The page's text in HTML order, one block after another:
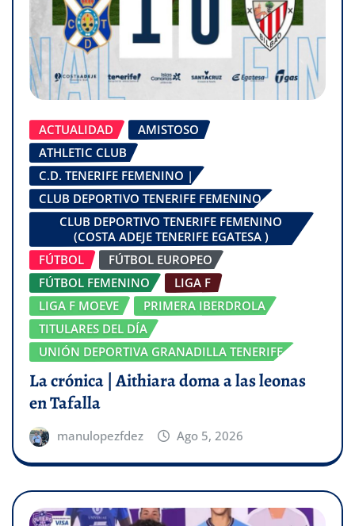
ACTUALIDAD
AMISTOSO
ATHLETIC CLUB
C.D. TENERIFE FEMENINO |
CLUB DEPORTIVO TENERIFE FEMENINO
CLUB DEPORTIVO TENERIFE FEMENINO
(COSTA ADEJE TENERIFE EGATESA )
FÚTBOL
FÚTBOL EUROPEO
FÚTBOL FEMENINO
LIGA F
LIGA F MOEVE
PRIMERA IBERDROLA
TITULARES DEL DÍA
UNIÓN DEPORTIVA GRANADILLA TENERIFE
La crónica | Aithiara doma a las leonas
en Tafalla
manulopezfdez Ago 5, 2026